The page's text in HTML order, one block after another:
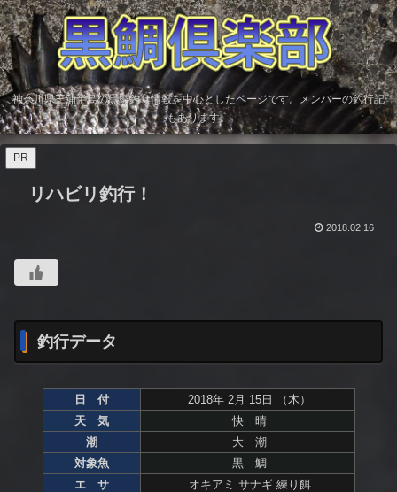
神奈川県三浦半島の黒鯛釣り情報を中心としたページです。メンバーの釣行記
もあります。
PR
リハビリ釣行！
2018.02.16
釣行データ
日 付
2018年 2月 15日 （木）
天 気
快 晴
潮
大 潮
対象魚
黒 鯛
エ サ
オキアミ サナギ 練り餌